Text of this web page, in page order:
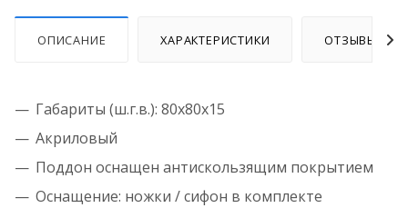
ОПИСАНИЕ ХАРАКТЕРИСТИКИ ОТЗЫВЫ
Габариты (ш.г.в.): 80x80x15
Акриловый
Поддон оснащен антискользящим покрытием
Оснащение: ножки / сифон в комплекте